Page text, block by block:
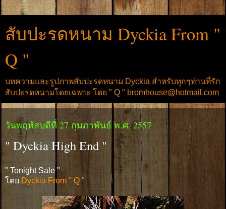
สับปะรดหนาม Dyckia From "
Q "
บทความและรูปภาพสับปะรดหนาม Dyckia สำหรับทุกๆท่านที่รัก
สับปะรดหนามโดยเฉพาะ โดย " Q " bromhouse@hotmail.com
วันพฤหัสบดีที่ 27 กุมภาพันธ์ พ.ศ. 2557
" Dyckia High End "
" Tonight Sale "
โดย Dyckia From " Q "